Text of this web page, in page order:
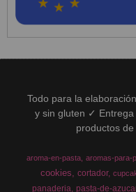
Todo para la
y sin gluten ✓
productos
aroma-en-pasta aromas-para-
cookies cortador
panaderia pasta-de-